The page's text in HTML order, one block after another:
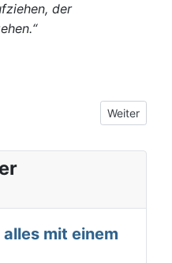
der
Nächster
Weiter
mit einem